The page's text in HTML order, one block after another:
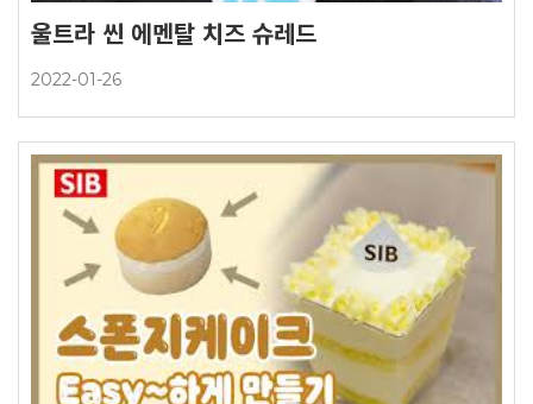
울트라 씬 에멘탈 치즈 슈레드
2022-01-26